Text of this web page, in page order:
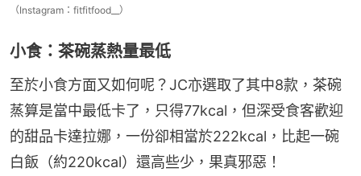
（Instagram：fitfitfood__）
小食：茶碗蒸熱量最低
至於小食方面又如何呢？JC亦選取了其中8款，茶碗
蒸算是當中最低卡了，只得77kcal，但深受食客歡迎
的甜品卡達拉娜，一份卻相當於222kcal，比起一碗
白飯（約220kcal）還高些少，果真邪惡！